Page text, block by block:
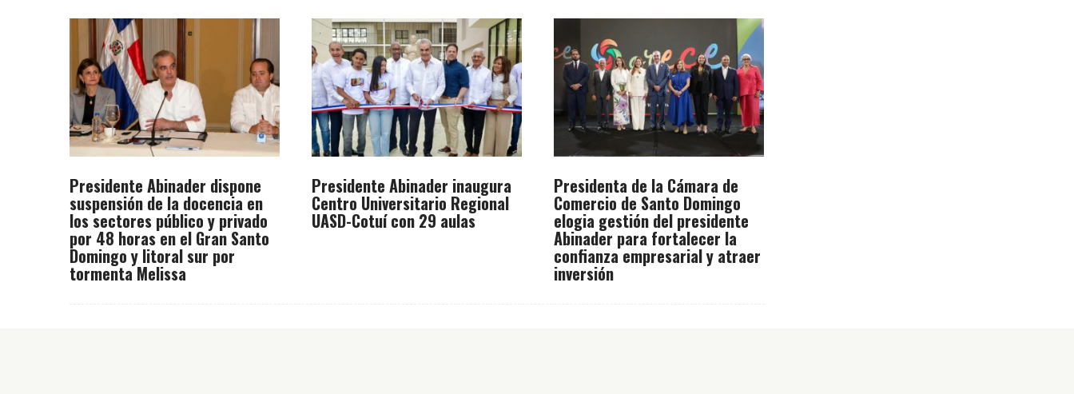
Presidente Abinader dispone
suspensión de la docencia en
los sectores público y privado
por 48 horas en el Gran Santo
Domingo y litoral sur por
tormenta Melissa
Presidente Abinader inaugura
Centro Universitario Regional
UASD-Cotuí con 29 aulas
Presidenta de la Cámara de
Comercio de Santo Domingo
elogia gestión del presidente
Abinader para fortalecer la
confianza empresarial y atraer
inversión